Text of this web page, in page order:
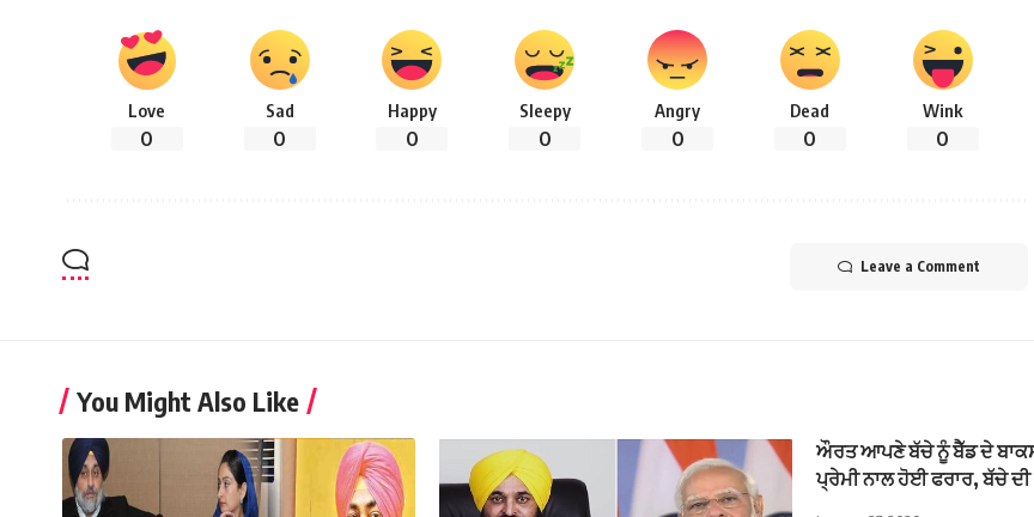
Love
0
Sad
0
Happy
0
Sleepy
0
Angry
0
Dead
0
Wink
0
Leave a Comment
You Might Also Like
ਔਰਤ ਆਪਣੇ ਬੱਚੇ ਨੂੰ ਬੈੱਡ ਦੇ
ਪ੍ਰੇਮੀ ਨਾਲ ਹੋਈ ਫਰਾਰ, ਬੱਚੇ